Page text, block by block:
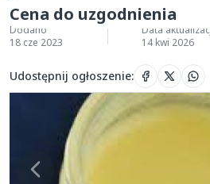
Cena do uzgodnienia
Dodano
18 cze 2023
Data
14 kwi 2026
Udostępnij ogłoszenie: